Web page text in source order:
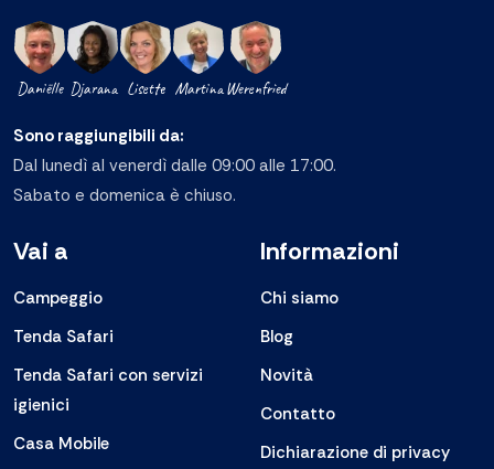
Daniëlle Djarana Lisette Martina Werenfried
Sono raggiungibili da:
Dal lunedì al venerdì dalle 09:00 alle 17:00.
Sabato e domenica è chiuso.
Vai a
Campeggio
Tenda Safari
Tenda Safari con servizi
igienici
Casa Mobile
Informazioni
Chi siamo
Blog
Novità
Contatto
Dichiarazione di privacy